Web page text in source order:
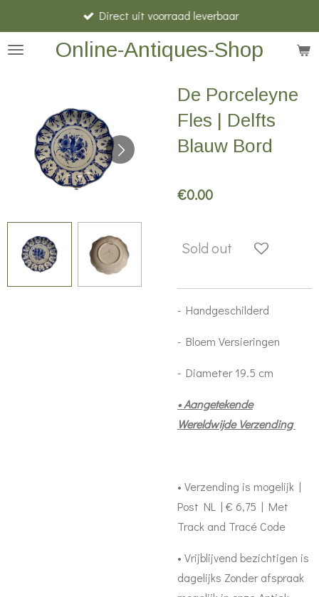
to
main
Online-Antiques-Shop
Direct uit voorraad leverbaar
De Porceleyne
Fles | Delfts
Blauw Bord
€0.00
Sold out
- Handgeschilderd
- Bloem Versieringen
- Diameter 19.5 cm
• Aangetekende
Wereldwijde Verzending
• Verzending is mogelijk |
Post NL | € 6,75 | Met
Track and Tracé Code
• Vrijblijvend bezichtigen is
dagelijks Zonder afspraak